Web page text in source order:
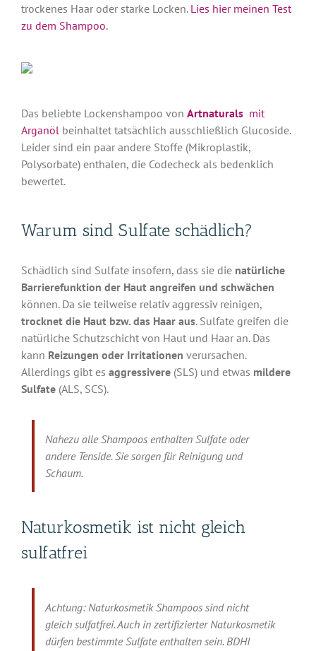
trockenes Haar oder starke Locken. Lies hier meinen Test
zu dem Shampoo.
Das beliebte Lockenshampoo von Artnaturalsmit
Arganöl beinhaltet tatsächlich ausschließlich Glucoside.
Leider sind ein paar andere Stoffe (Mikroplastik,
Polysorbate) enthalen, die Codecheck als bedenklich
bewertet.
Warum sind Sulfate schädlich?
Schädlich sind Sulfate insofern, dass sie die natürliche
Barrierefunktion der Haut angreifen und schwächen
können. Da sie teilweise relativ aggressiv reinigen,
trocknet die Haut bzw. das Haar aus. Sulfate greifen die
natürliche Schutzschicht von Haut und Haar an. Das
kann Reizungen oder Irritationen verursachen.
Allerdings gibt es aggressivere (SLS) und etwas mildere
Sulfate (ALS, SCS).
Nahezu alle Shampoos enthalten Sulfate oder
andere Tenside. Sie sorgen für Reinigung und
Schaum.
Naturkosmetik ist nicht gleich
sulfatfrei
Achtung: Naturkosmetik Shampoos sind nicht
gleich sulfatfrei. Auch in zertifizierter Naturkosmetik
dürfen bestimmte Sulfate enthalten sein. BDHI